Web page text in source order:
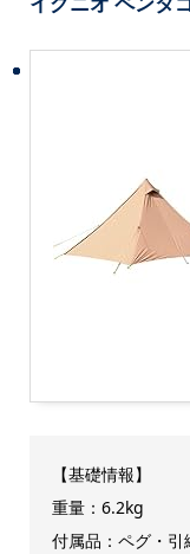
【基礎情報】
重量：6.2kg
付属品：ペグ・引